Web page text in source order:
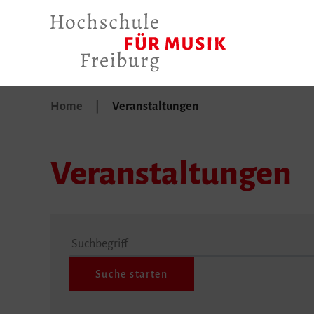
Home Veranstaltungen
Veranstaltungen
Suchbegriff